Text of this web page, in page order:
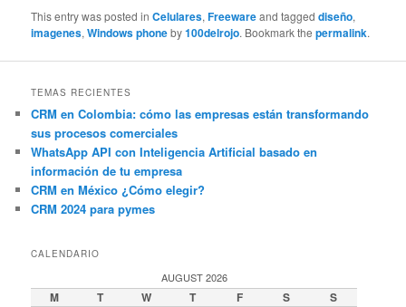
This entry was posted inCelulares,Freewareand taggeddiseño,
imagenes,Windows phoneby100delrojo. Bookmark thepermalink.
TEMAS RECIENTES
CRM en Colombia: cómo las empresas están transformando
sus procesos comerciales
WhatsApp API con Inteligencia Artificial basado en
información de tu empresa
CRM en México ¿Cómo elegir?
CRM 2024 para pymes
CALENDARIO
AUGUST 2026
M T W T F S S